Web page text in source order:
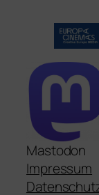
Mastodon
Impressum